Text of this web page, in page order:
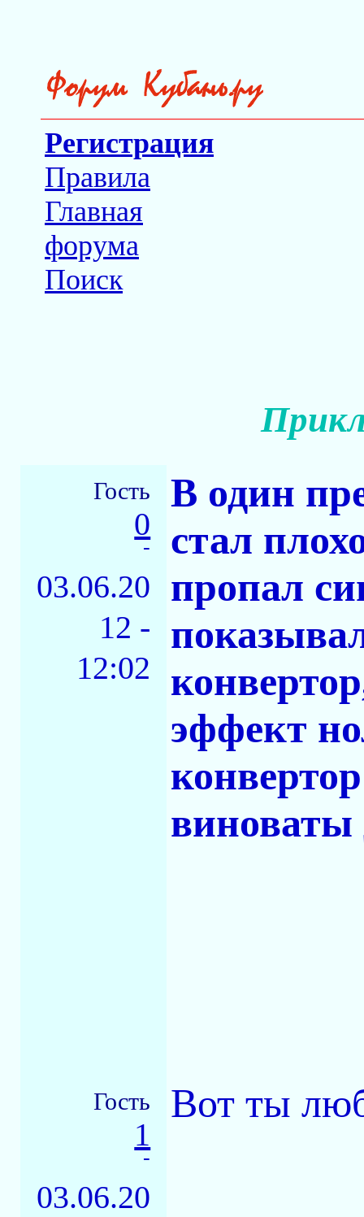
Регистрация
Правила
Главная
форума
Поиск
Гость
0
-
03.06.20
12 -
12:02
В один
стал
пропал
эффект
виноваты
Гость
1
-
03.06.20
Вот ты